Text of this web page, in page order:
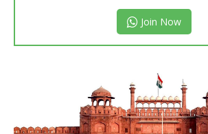
Join Now